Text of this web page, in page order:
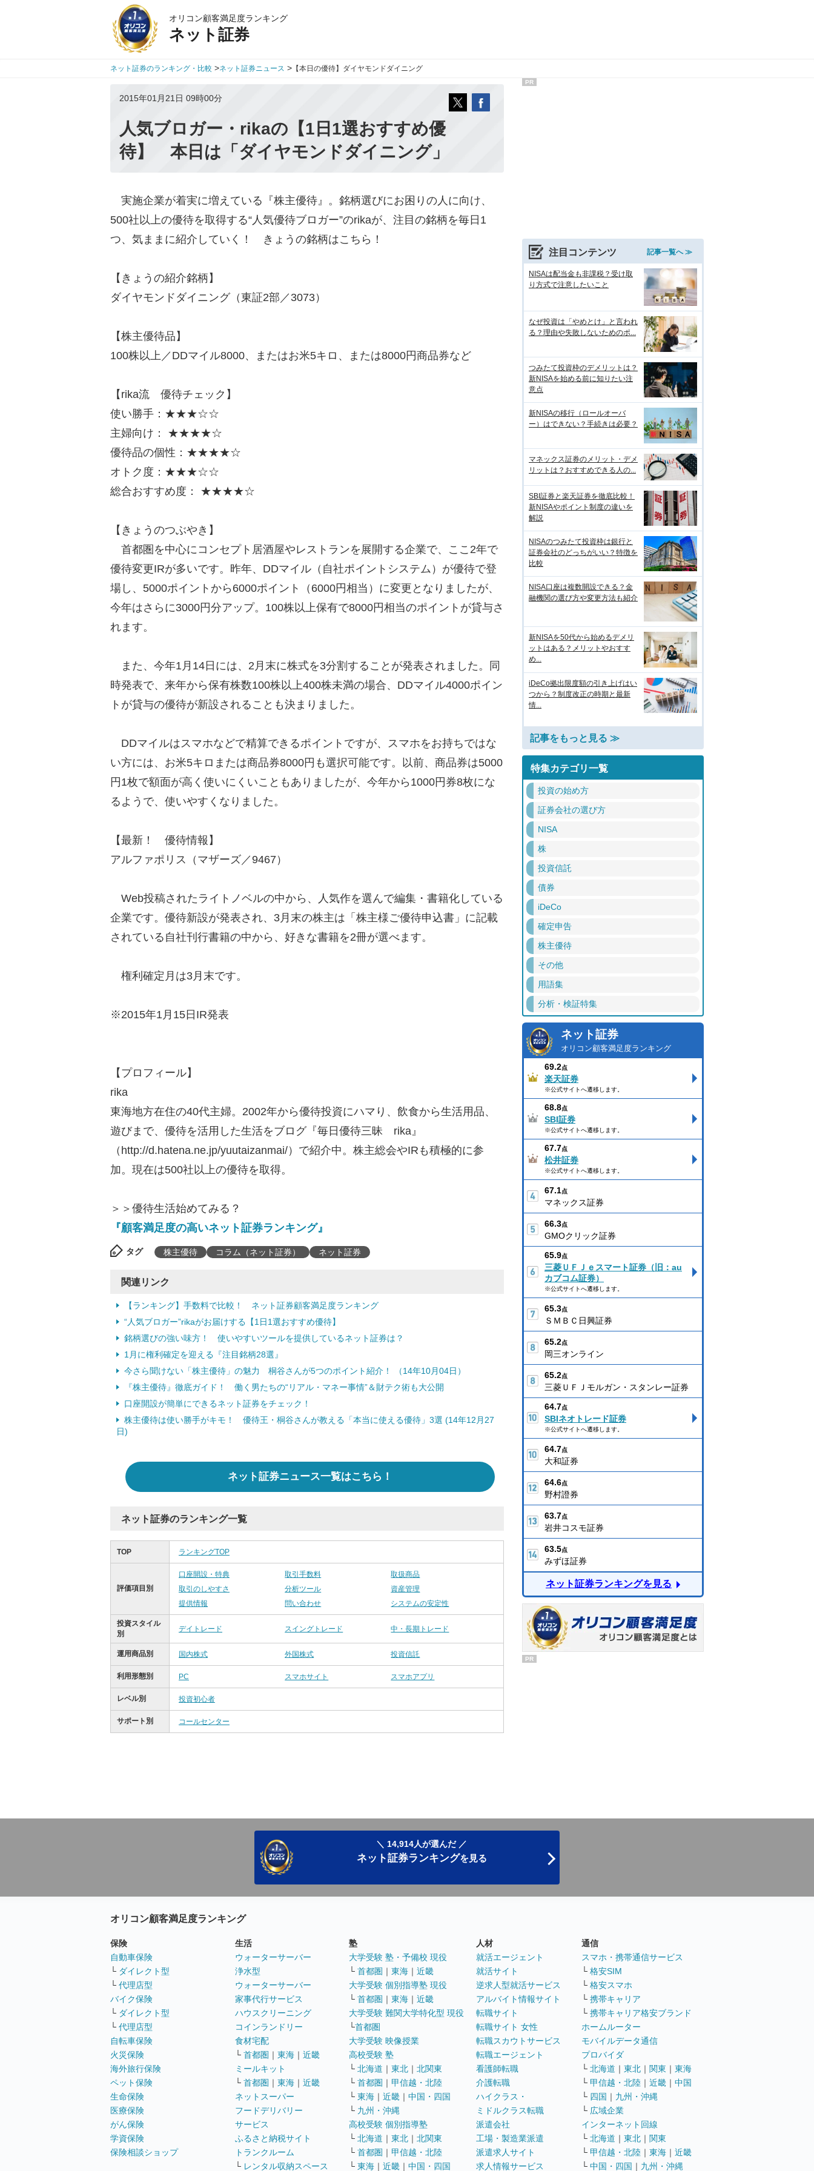
オリコン顧客満足度ランキング
ネット証券
ネット証券のランキング・比較 >ネット証券ニュース > 【本日の優待】ダイヤモンドダイニング
2015年01月21日 09時00分
人気ブロガー・rikaの【1日1選おすすめ優
待】 本日は「ダイヤモンドダイニング」
実施企業が着実に増えている『株主優待』。銘柄選びにお困りの人に向け、
500社以上の優待を取得する“人気優待ブロガー”のrikaが、注目の銘柄を毎日1
つ、気ままに紹介していく！ きょうの銘柄はこちら！
【きょうの紹介銘柄】
ダイヤモンドダイニング（東証2部／3073）
【株主優待品】
100株以上／DDマイル8000、またはお米5キロ、または8000円商品券など
【rika流 優待チェック】
使い勝手：★★★☆☆
主婦向け： ★★★★☆
優待品の個性：★★★★☆
オトク度：★★★☆☆
総合おすすめ度： ★★★★☆
【きょうのつぶやき】
首都圏を中心にコンセプト居酒屋やレストランを展開する企業で、ここ2年で
優待変更IRが多いです。昨年、DDマイル（自社ポイントシステム）が優待で登
場し、5000ポイントから6000ポイント（6000円相当）に変更となりましたが、
今年はさらに3000円分アップ。100株以上保有で8000円相当のポイントが貸与さ
れます。
また、今年1月14日には、2月末に株式を3分割することが発表されました。同
時発表で、来年から保有株数100株以上400株未満の場合、DDマイル4000ポイン
トが貸与の優待が新設されることも決まりました。
DDマイルはスマホなどで精算できるポイントですが、スマホをお持ちではな
い方には、お米5キロまたは商品券8000円も選択可能です。以前、商品券は5000
円1枚で額面が高く使いにくいこともありましたが、今年から1000円券8枚にな
るようで、使いやすくなりました。
【最新！ 優待情報】
アルファポリス（マザーズ／9467）
Web投稿されたライトノベルの中から、人気作を選んで編集・書籍化している
企業です。優待新設が発表され、3月末の株主は「株主様ご優待申込書」に記載
されている自社刊行書籍の中から、好きな書籍を2冊が選べます。
権利確定月は3月末です。
※2015年1月15日IR発表
【プロフィール】
rika
東海地方在住の40代主婦。2002年から優待投資にハマり、飲食から生活用品、
遊びまで、優待を活用した生活をブログ『毎日優待三昧 rika』
（http://d.hatena.ne.jp/yuutaizanmai/）で紹介中。株主総会やIRも積極的に参
加。現在は500社以上の優待を取得。
＞＞優待生活始めてみる？
『顧客満足度の高いネット証券ランキング』
タグ 株主優待 コラム（ネット証券） ネット証券
関連リンク
【ランキング】手数料で比較！ ネット証券顧客満足度ランキング
“人気ブロガー”rikaがお届けする【1日1選おすすめ優待】
銘柄選びの強い味方！ 使いやすいツールを提供しているネット証券は？
1月に権利確定を迎える『注目銘柄28選』
今さら聞けない「株主優待」の魅力 桐谷さんが5つのポイント紹介！ （14年10月04日）
『株主優待』徹底ガイド！ 働く男たちの“リアル・マネー事情”＆財テク術も大公開
口座開設が簡単にできるネット証券をチェック！
株主優待は使い勝手がキモ！ 優待王・桐谷さんが教える「本当に使える優待」3選 (14年12月27
日)
ネット証券ニュース一覧はこちら！
ネット証券のランキング一覧
TOP ランキングTOP
評価項目別
口座開設・特典 取引手数料
取扱商品
取引のしやすさ
分析ツール
資産管理
提供情報
問い合わせ システムの安定性
投資スタイル
別
デイトレード スイングトレード 中・長期トレード
運用商品別 国内株式 外国株式 投資信託
利用形態別 PC スマホサイト スマホアプリ
レベル別 投資初心者
サポート別 コールセンター
PR
注目コンテンツ 記事一覧へ ≫
NISAは配当金も非課税？受け取
り方式で注意したいこと
なぜ投資は「やめとけ」と言われ
る？理由や失敗しないためのポ...
つみたて投資枠のデメリットは？
新NISAを始める前に知りたい注
意点
新NISAの移行（ロールオーバ
ー）はできない？手続きは必要？
マネックス証券のメリット・デメ
リットは？おすすめできる人の...
SBI証券と楽天証券を徹底比較！
新NISAやポイント制度の違いを
解説
NISAのつみたて投資枠は銀行と
証券会社のどっちがいい？特徴を
比較
NISA口座は複数開設できる？金
融機関の選び方や変更方法も紹介
新NISAを50代から始めるデメリ
ットはある？メリットやおすす
め...
iDeCo拠出限度額の引き上げはい
つから？制度改正の時期と最新
情...
記事をもっと見る ≫
特集カテゴリ一覧
投資の始め方
証券会社の選び方
NISA
株
投資信託
債券
iDeCo
確定申告
株主優待
その他
用語集
分析・検証特集
ネット証券
オリコン顧客満足度ランキング
69.2点
楽天証券
※公式サイトへ遷移します。
68.8点
SBI証券
※公式サイトへ遷移します。
67.7点
松井証券
※公式サイトへ遷移します。
67.1点
マネックス証券
66.3点
GMOクリック証券
65.9点
三菱ＵＦＪｅスマート証券（旧：au
カブコム証券）
※公式サイトへ遷移します。
65.3点
ＳＭＢＣ日興証券
65.2点
岡三オンライン
65.2点
三菱ＵＦＪモルガン・スタンレー証券
64.7点
SBIネオトレード証券
※公式サイトへ遷移します。
64.7点
大和証券
64.6点
野村證券
63.7点
岩井コスモ証券
63.5点
みずほ証券
ネット証券ランキングを見る
PR
＼ 14,914人が選んだ ／
ネット証券ランキングを見る
オリコン顧客満足度ランキング
保険
自動車保険
└ ダイレクト型
└ 代理店型
バイク保険
└ ダイレクト型
└ 代理店型
自転車保険
火災保険
海外旅行保険
ペット保険
生命保険
医療保険
がん保険
学資保険
保険相談ショップ
生活
ウォーターサーバー
浄水型
ウォーターサーバー
家事代行サービス
ハウスクリーニング
コインランドリー
食材宅配
└ 首都圏 ｜ 東海 ｜ 近畿
ミールキット
└ 首都圏 ｜ 東海 ｜ 近畿
ネットスーパー
フードデリバリー
サービス
ふるさと納税サイト
トランクルーム
└ レンタル収納スペース
塾
大学受験 塾・予備校 現役
└ 首都圏 ｜ 東海 ｜ 近畿
大学受験 個別指導塾 現役
└ 首都圏 ｜ 東海 ｜ 近畿
大学受験 難関大学特化型 現役
└首都圏
大学受験 映像授業
高校受験 塾
└ 北海道 ｜ 東北 ｜ 北関東
└ 首都圏 ｜ 甲信越・北陸
└ 東海 ｜ 近畿 ｜ 中国・四国
└ 九州・沖縄
高校受験 個別指導塾
└ 北海道 ｜ 東北 ｜ 北関東
└ 首都圏 ｜ 甲信越・北陸
└ 東海 ｜ 近畿 ｜ 中国・四国
人材
就活エージェント
就活サイト
逆求人型就活サービス
アルバイト情報サイト
転職サイト
転職サイト 女性
転職スカウトサービス
転職エージェント
看護師転職
介護転職
ハイクラス・
ミドルクラス転職
派遣会社
工場・製造業派遣
派遣求人サイト
求人情報サービス
通信
スマホ・携帯通信サービス
└ 格安SIM
└ 格安スマホ
└ 携帯キャリア
└ 携帯キャリア格安ブランド
ホームルーター
モバイルデータ通信
プロバイダ
└ 北海道 ｜ 東北 ｜ 関東 ｜ 東海
└ 甲信越・北陸 ｜ 近畿 ｜ 中国
└ 四国 ｜ 九州・沖縄
└ 広域企業
インターネット回線
└ 北海道 ｜ 東北 ｜ 関東
└ 甲信越・北陸 ｜ 東海 ｜ 近畿
└ 中国・四国 ｜ 九州・沖縄